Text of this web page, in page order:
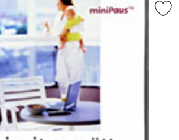
Markera cD - Prioritera rätt och få